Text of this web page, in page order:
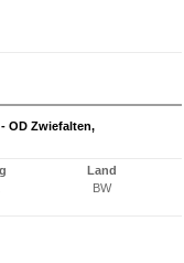
OD Zwiefalten,
Land
BW